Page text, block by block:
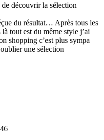
de découvrir la sélection
du résultat… Après tous les
tout est du même style j’ai
shopping c’est plus sympa
une sélection